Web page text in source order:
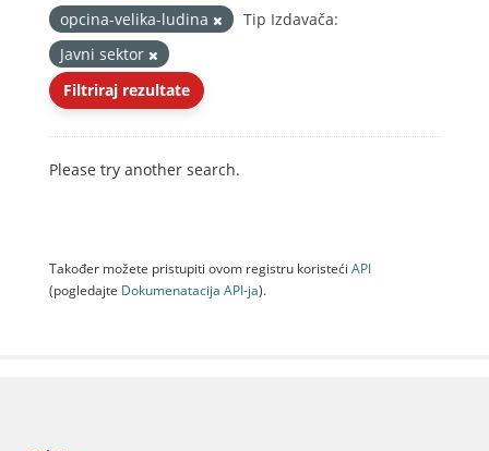
opcina-velika-ludina
Tip Izdavača:
Javni sektor
Filtriraj rezultate
Please try another search.
Također možete pristupiti ovom registru koristeći API
(pogledajte Dokumenаtаcijа API-jа).